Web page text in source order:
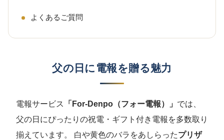
よくあるご質問
父の日に電報を贈る魅力
電報サービス 「For-Denpo（フォー電報）」 では、
父の日にぴったりの祝電・ギフト付き電報を多数取り
揃えています。 白や黄色のバラをあしらったプリザ